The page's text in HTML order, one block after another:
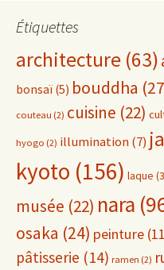
Étiquettes
architecture (63)
bonsaï (5) bouddha
couteau (2) cuisine (22)
hyogo (2) illumination(7)
kyoto (156) laque
musée (22) nara
osaka (24) peinture
pâtisserie (14) ramen (2)